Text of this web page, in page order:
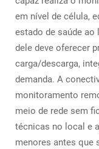
em nível de célula,
estado de saúde ao
dele deve oferecer
carga/descarga,
demanda. A
monitoramento
meio de rede sem
técnicas no local e
menores antes que